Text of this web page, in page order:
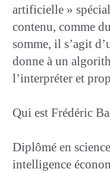
artificielle »
contenu, comme
somme, il s’agit
donne à un
l’interpréter et
Qui est Frédéric
Diplômé en
intelligence